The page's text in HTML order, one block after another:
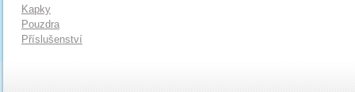
Kapky
Pouzdra
Příslušenství